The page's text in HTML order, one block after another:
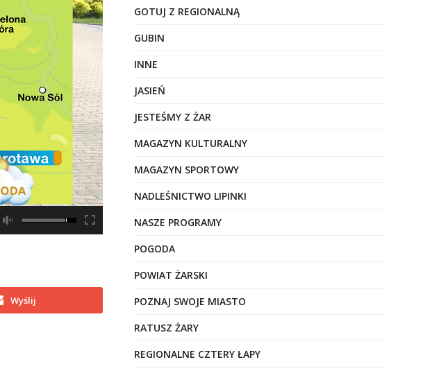
Wyślij
GOTUJ Z REGIONALNĄ
GUBIN
INNE
JASIEŃ
JESTEŚMY Z ŻAR
MAGAZYN KULTURALNY
MAGAZYN SPORTOWY
NADLEŚNICTWO LIPINKI
NASZE PROGRAMY
POGODA
POWIAT ŻARSKI
POZNAJ SWOJE MIASTO
RATUSZ ŻARY
REGIONALNE CZTERY ŁAPY